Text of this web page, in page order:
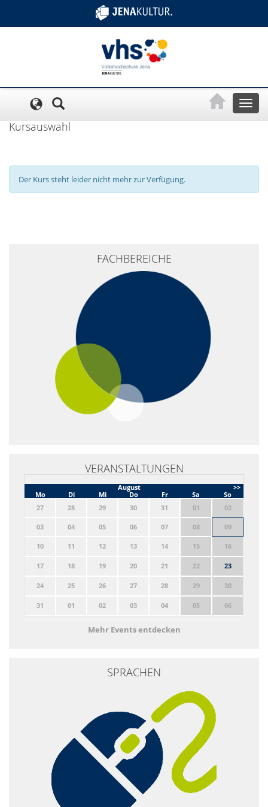
Toggle
Kursauswahl
Der Kurs steht leider nicht mehr zur Verfügung.
FACHBEREICHE
VERANSTALTUNGEN
>>
August
Mo
Di Mi Do Fr Sa
So
27
28 29 30 31 01 02
03 04 05 06 07 08 09
10 11 12 13 14 15 16
17 18 19 20 21 22 23
24 25 26 27 28 29 30
31 01 02 03 04 05 06
Mehr Events entdecken
SPRACHEN